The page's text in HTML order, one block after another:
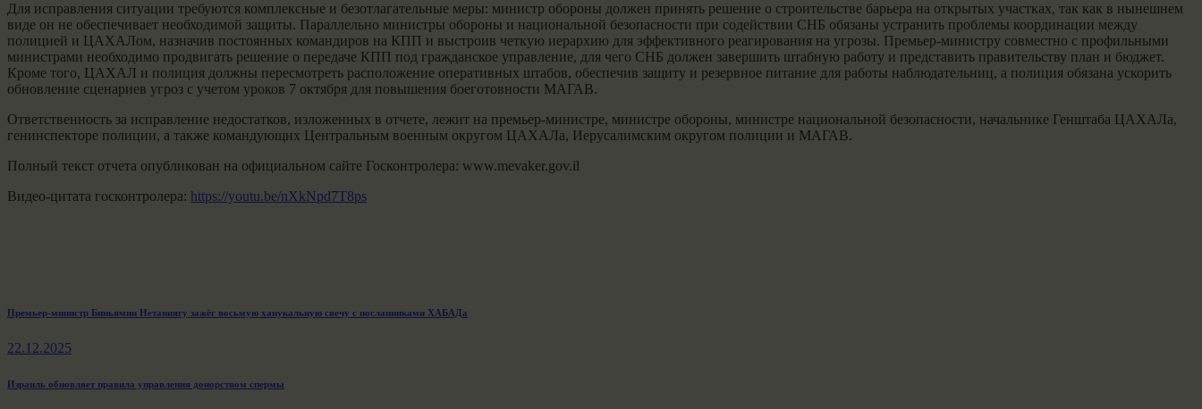
Для исправления ситуации требуются комплексные и безотлагательные меры: министр обороны должен принять решение о строительстве барьера на открытых участках, так как в нынешнем
виде он не обеспечивает необходимой защиты. Параллельно министры обороны и национальной безопасности при содействии СНБ обязаны устранить проблемы координации между
полицией и ЦАХАЛом, назначив постоянных командиров на КПП и выстроив четкую иерархию для эффективного реагирования на угрозы. Премьер-министру совместно с профильными
министрами необходимо продвигать решение о передаче КПП под гражданское управление, для чего СНБ должен завершить штабную работу и представить правительству план и бюджет.
Кроме того, ЦАХАЛ и полиция должны пересмотреть расположение оперативных штабов, обеспечив защиту и резервное питание для работы наблюдательниц, а полиция обязана ускорить
обновление сценариев угроз с учетом уроков 7 октября для повышения боеготовности МАГАВ.
Ответственность за исправление недостатков, изложенных в отчете, лежит на премьер-министре, министре обороны, министре национальной безопасности, начальнике Генштаба ЦАХАЛа,
генинспекторе полиции, а также командующих Центральным военным округом ЦАХАЛа, Иерусалимским округом полиции и МАГАВ.
Полный текст отчета опубликован на официальном сайте Госконтролера: www.mevaker.gov.il
Видео-цитата госконтролера: https://youtu.be/nXkNpd7T8ps
Навигация
по
Previous
Премьер-министр Биньямин Нетаниягу зажёг восьмую ханукальную свечу с посланниками ХАБАДа
22.12.2025
Next
Израиль обновляет правила управления донорством спермы